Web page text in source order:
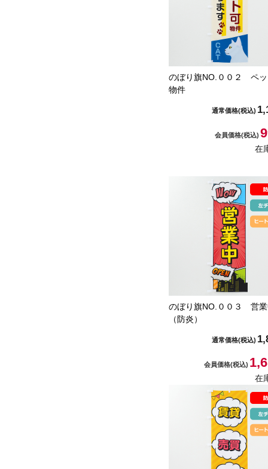
のぼり旗NO.００２ ペ
物件
通常価格(税込)
会員価格(税込)
在
のぼり旗NO.００３ 営
（防炎）
通常価格(税込)
会員価格(税込)
在